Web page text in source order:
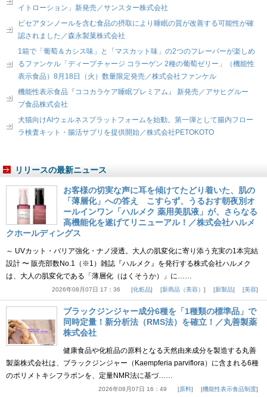
イトローション」新発売／サンスター株式会社
ピセアタンノールを含む食品の摂取により睡眠の質が改善する可能性が確
認されました／森永製菓株式会社
1箱で「葡萄＆カシス味」と「マスカット味」の2つのフレーバーが楽しめ
るファンケル「ディープチャージ コラーゲン 2種の葡萄ゼリー」（機能性
表示食品）8月18日（火）数量限定発売／株式会社ファンケル
機能性表示食品『ココカラケア睡眠プレミアム』 新発売／アサヒグルー
プ食品株式会社
犬猫向けAIウェルネスプラットフォームを始動。第一弾として腸内フロー
ラ検査キット・腸活サプリを提供開始／株式会社PETOKOTO
リリースの最新ニュース
お客様の切実な声に耳を傾けてたどり着いた、肌の
「薄層化」への答え こすらず、うるおす朝夜別オ
ールインワン「ハルメク 薬用美肌液」が、さらなる
高機能化を遂げてリニューアル！／株式会社ハルメ
クホールディングス
～ UVカット・バリア強化・ナノ浸透。大人の肌変化に寄り添う充実の1本完結
設計 〜 販売部数No.1（※1）雑誌『ハルメク』を発行する株式会社ハルメク
は、大人の肌変化である「薄層化（はくそうか）」に……
2026年08月07日 17：36 化粧品 新商品（美容） 新製品 美容
ブラックジンジャー成分6種を「1種類の標準品」で
同時定量！新分析法（RMS法）を確立！／丸善製薬
株式会社
健康食品や化粧品の原料となる天然由来成分を製造する丸善
製薬株式会社は、ブラックジンジャー（Kaempferia parviflora）に含まれる6種
のポリメトキシフラボンを、定量NMR法に基づ……
2026年08月07日 16：49 原料 機能性表示食品制度